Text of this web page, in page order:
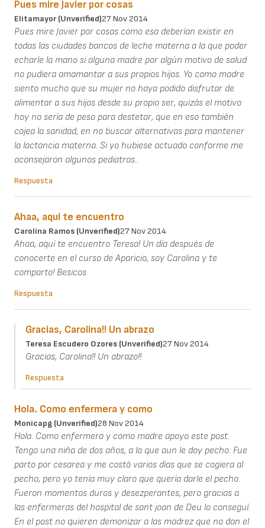
Pues mire Javier por cosas
Elitamayor (unverified)27 Nov 2014
Pues mire Javier por cosas como esa deberían existir en
todas las ciudades bancos de leche materna a la que poder
echarle la mano si alguna madre por algún motivo de salud
no pudiera amamantar a sus propios hijos. Yo como madre
siento mucho que su mujer no haya podido disfrutar de
alimentar a sus hijos desde su propio ser, quizás el motivo
hoy no sería de peso para destetar, que en eso también
cojea la sanidad, en no buscar alternativas para mantener
la lactancia materna. Si yo hubiese actuado conforme me
aconsejaron algunos pediatras..
Respuesta
Ahaa, aquí te encuentro
Carolina Ramos (unverified)27 Nov 2014
Ahaa, aquí te encuentro Teresa! Un día después de
conocerte en el curso de Aparicio, soy Carolina y te
comparto! Besicos
Respuesta
Gracias, Carolina!! Un abrazo
Teresa Escudero Ozores (unverified)27 Nov 2014
Gracias, Carolina!! Un abrazo!!
Respuesta
Hola. Como enfermera y como
Monicapg (unverified)28 Nov 2014
Hola. Como enfermera y como madre apoyo este post.
Tengo una niña de dos años, a la que aun le doy pecho. Fue
parto por cesarea y me costó varios días que se cogiera al
pecho, pero yo tenía muy claro que quería darle el pecho.
Fueron momentos duros y desezperantes, pero gracias a
las enfermeras del hospital de sant joan de Deu lo conseguí.
En el post no quieren demonizar a las madrez que no dan el